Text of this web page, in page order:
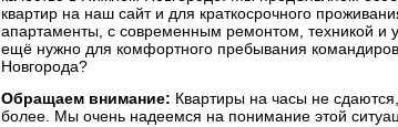
квартир на наш сайт и для краткосрочного
апартаменты, с современным ремонтом, техникой и
ещё нужно для комфортного пребывания
Новгорода?
Обращаем внимание: Квартиры на часы не
более. Мы очень надеемся на понимание этой